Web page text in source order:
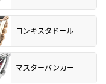
コンキスタドール
マスターバンカー